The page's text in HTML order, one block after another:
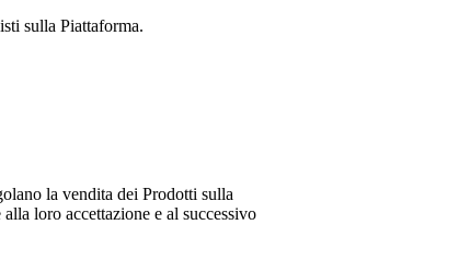
sulla Piattaforma.
la vendita dei Prodotti sulla
loro accettazione e al successivo